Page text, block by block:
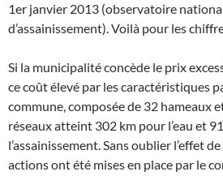
1er janvier 2013 (observatoire national
d’assainissement). Voilà pour les
Si la municipalité concède le prix
ce coût élevé par les caractéristiques
commune, composée de 32 hameaux
réseaux atteint 302 km pour l’eau et
l’assainissement. Sans oublier l’effet
actions ont été mises en place par le